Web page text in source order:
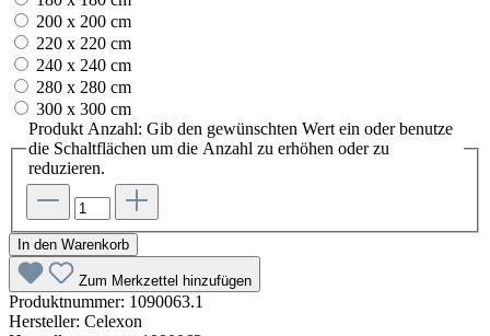
200 x 200 cm
220 x 220 cm
240 x 240 cm
280 x 280 cm
300 x 300 cm
Produkt Anzahl: Gib den gewünschten Wert ein oder benutze
die Schaltflächen um die Anzahl zu erhöhen oder zu
reduzieren.
In den Warenkorb
Zum Merkzettel hinzufügen
Produktnummer: 1090063.1
Hersteller: Celexon